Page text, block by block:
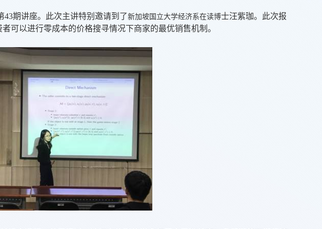
43期讲座。此次主讲特别邀请到了新加坡国立大学经济系在读博士汪紫珈。此次报
可以进行零成本的价格搜寻情况下商家的最优销售机制。